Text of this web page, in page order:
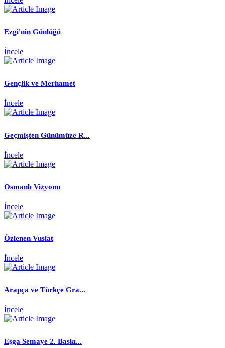
Ezgi'nin Günlüğü
İncele
Gençlik ve Merhamet
İncele
Geçmişten Günümüze R...
İncele
Osmanlı Vizyonu
İncele
Özlenen Vuslat
İncele
Arapça ve Türkçe Gra...
İncele
Eşga Semaye 2. Baskı...